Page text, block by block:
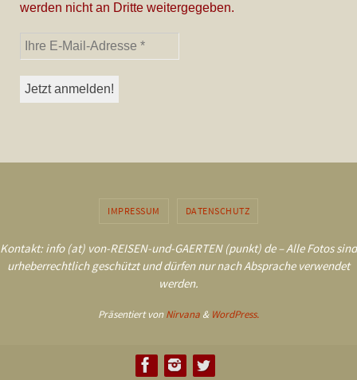
werden nicht an Dritte weitergegeben.
IMPRESSUM DATENSCHUTZ
Kontakt: info (at) von-REISEN-und-GAERTEN (punkt) de – Alle Fotos sind
urheberrechtlich geschützt und dürfen nur nach Absprache verwendet
werden.
Präsentiert vonNirvana & WordPress.